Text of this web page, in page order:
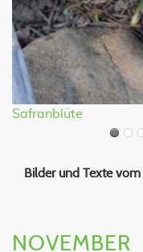
Safranblüte
Bilder und Texte
NOVEMBER